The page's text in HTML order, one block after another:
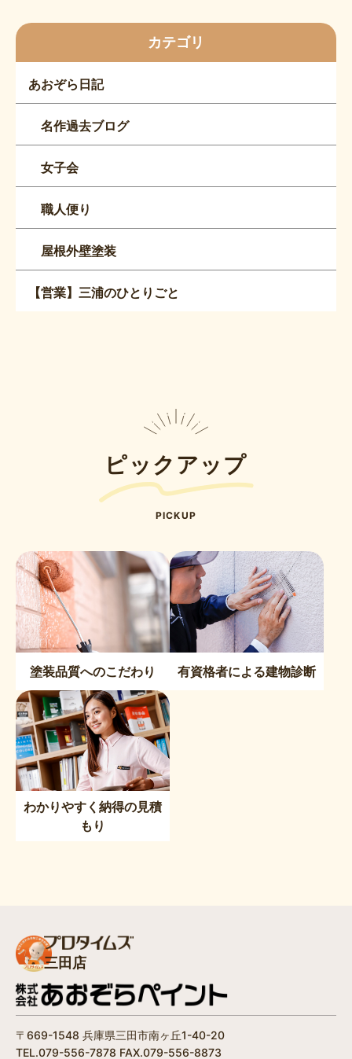
カテゴリ
あおぞら日記
名作過去ブログ
女子会
職人便り
屋根外壁塗装
【営業】三浦のひとりごと
ピックアップ
PICKUP
塗装品質へのこだわり 有資格者による建物診断
わかりやすく納得の見積
もり
三田店
〒669-1548 兵庫県三田市南ヶ丘1-40-20
TEL.079-556-7878 FAX.079-556-8873